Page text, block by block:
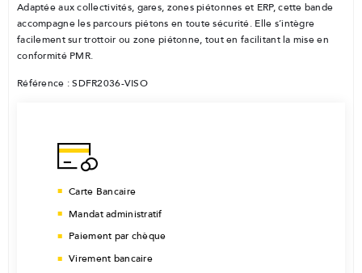
Adaptée aux collectivités, gares, zones piétonnes et ERP, cette bande
accompagne les parcours piétons en toute sécurité. Elle s’intègre
facilement sur trottoir ou zone piétonne, tout en facilitant la mise en
conformité PMR.
Référence : SDFR2036-VISO
Carte Bancaire
Mandat administratif
Paiement par chèque
Virement bancaire